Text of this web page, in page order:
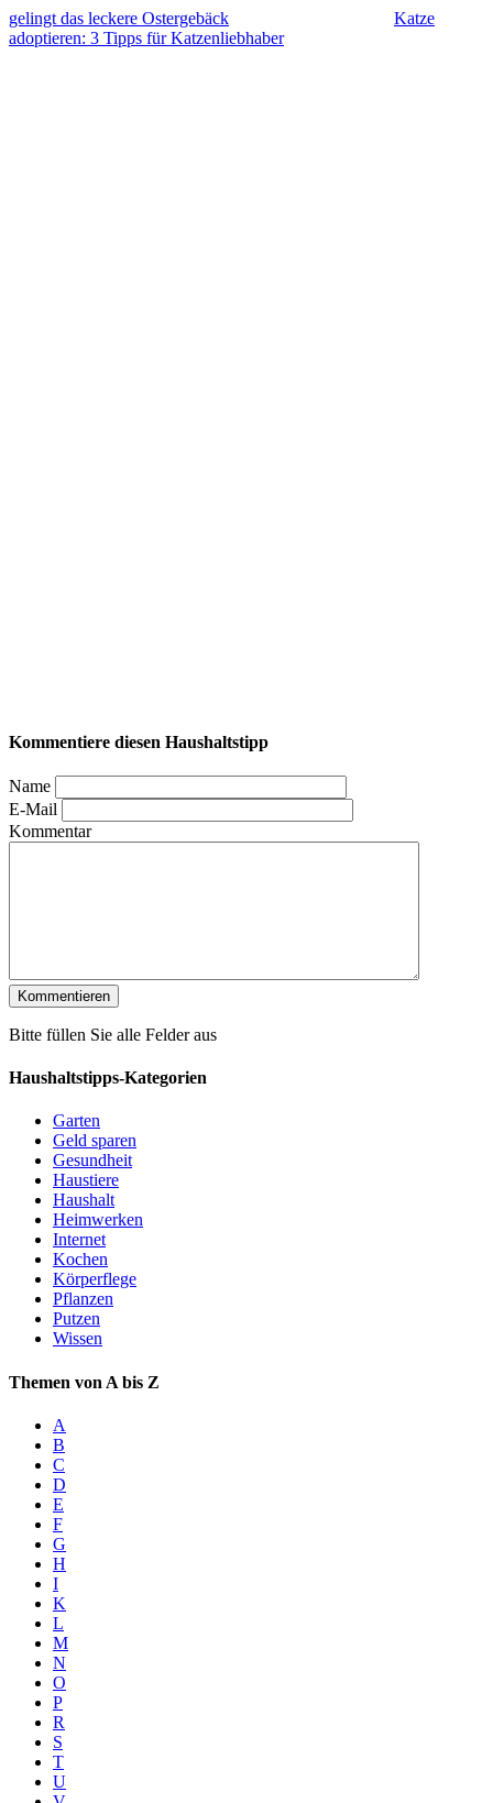
gelingt das leckere Ostergebäck
Katze
adoptieren: 3 Tipps für Katzenliebhaber
Kommentiere diesen Haushaltstipp
Name
E-Mail
Kommentar
Bitte füllen Sie alle Felder aus
Haushaltstipps-Kategorien
Garten
Geld sparen
Gesundheit
Haustiere
Haushalt
Heimwerken
Internet
Kochen
Körperflege
Pflanzen
Putzen
Wissen
Themen von A bis Z
A
B
C
D
E
F
G
H
I
K
L
M
N
O
P
R
S
T
U